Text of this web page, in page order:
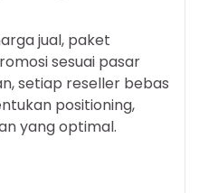
jual, paket
sesuai pasar
setiap reseller bebas
positioning,
yang optimal.